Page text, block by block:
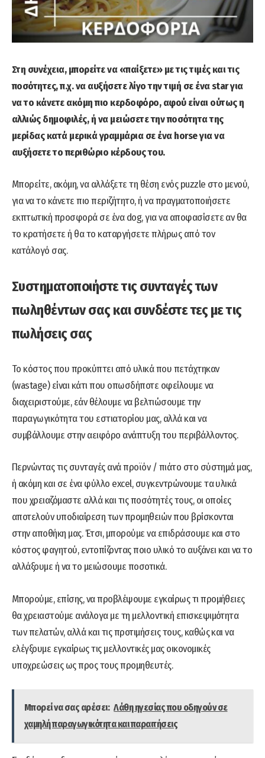
Στη συνέχεια, μπορείτε να «παίξετε» με τις τιμές και τις
ποσότητες, π.χ. να αυξήσετε λίγο την τιμή σε ένα star για
να το κάνετε ακόμη πιο κερδοφόρο, αφού είναι ούτως η
αλλιώς δημοφιλές, ή να μειώσετε την ποσότητα της
μερίδας κατά μερικά γραμμάρια σε ένα horse για να
αυξήσετε το περιθώριο κέρδους του.
Μπορείτε, ακόμη, να αλλάξετε τη θέση ενός puzzle στο μενού,
για να το κάνετε πιο περιζήτητο, ή να πραγματοποιήσετε
εκπτωτική προσφορά σε ένα dog, για να αποφασίσετε αν θα
το κρατήσετε ή θα το καταργήσετε πλήρως από τον
κατάλογό σας.
Συστηματοποιήστε τις συνταγές των
πωληθέντων σας και συνδέστε τες με τις
πωλήσεις σας
Το κόστος που προκύπτει από υλικά που πετάχτηκαν
(wastage) είναι κάτι που οπωσδήποτε οφείλουμε να
διαχειριστούμε, εάν θέλουμε να βελτιώσουμε την
παραγωγικότητα του εστιατορίου μας, αλλά και να
συμβάλλουμε στην αειφόρο ανάπτυξη του περιβάλλοντος.
Περνώντας τις συνταγές ανά προϊόν / πιάτο στο σύστημά μας,
ή ακόμη και σε ένα φύλλο excel, συγκεντρώνουμε τα υλικά
που χρειαζόμαστε αλλά και τις ποσότητές τους, οι οποίες
αποτελούν υποδιαίρεση των προμηθειών που βρίσκονται
στην αποθήκη μας. Έτσι, μπορούμε να επιδράσουμε και στο
κόστος φαγητού, εντοπίζοντας ποιο υλικό το αυξάνει και να το
αλλάξουμε ή να το μειώσουμε ποσοτικά.
Μπορούμε, επίσης, να προβλέψουμε εγκαίρως τι προμήθειες
θα χρειαστούμε ανάλογα με τη μελλοντική επισκεψιμότητα
των πελατών, αλλά και τις προτιμήσεις τους, καθώς και να
ελέγξουμε εγκαίρως τις μελλοντικές μας οικονομικές
υποχρεώσεις ως προς τους προμηθευτές.
Μπορεί να σας αρέσει: Λάθη ηγεσίας που οδηγούν σε
χαμηλή παραγωγικότητα και παραιτήσεις